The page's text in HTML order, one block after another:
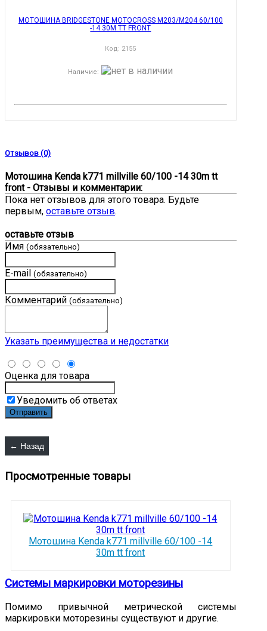
МОТОШИНА BRIDGESTONE MOTOCROSS M203/M204 60/100
-14 30M TT FRONT
Код: 2155
Наличие:
Отзывов (0)
Мотошина Kenda k771 millville 60/100 -14 30m tt
front - Отзывы и комментарии:
Пока нет отзывов для этого товара. Будьте
первым, оставьте отзыв.
оставьте отзыв
Имя (обязательно)
E-mail (обязательно)
Комментарий (обязательно)
Указать преимущества и недостатки
Оценка для товара
Уведомить об ответах
Просмотренные товары
Мотошина Kenda k771 millville 60/100 -14
30m tt front
Системы маркировки моторезины
Помимо привычной метрической системы
маркировки моторезины существуют и другие.